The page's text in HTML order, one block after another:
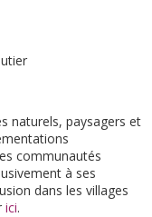
naturels, paysagers et
communautés
à ses
dans les villages
ici.